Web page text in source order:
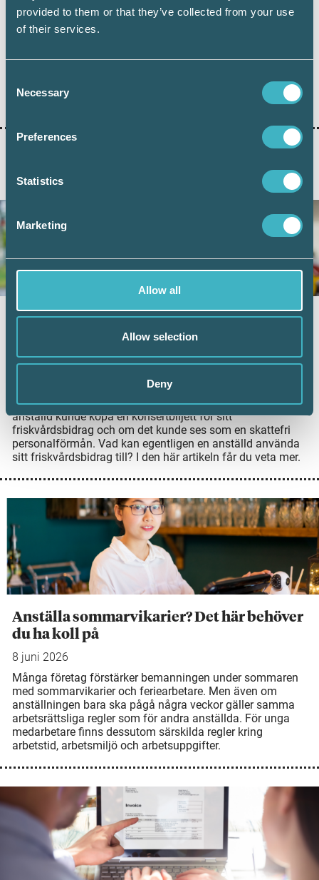
provided to them or that they’ve collected from your use
of their services.
Selection
Necessary
Preferences
Statistics
Marketing
Allow all
Allow selection
Deny
Dela:
AKTUELLA ARTIKLAR
Vad kan friskvårdsbidraget användas till?
Arbetsgivare kan erbjuda sina anställda ett
för att bidraget ska vara skattefritt. Nyligen avgjorde
Högsta förvaltningsdomstolen (HFD) frågan om en
anställd kunde köpa en konsertbiljett för sitt
friskvårdsbidrag och om det kunde ses som en skattefri
personalförmån. Vad kan egentligen en anställd använda
sitt friskvårdsbidrag till? I den här artikeln får du veta mer.
Anställa sommarvikarier? Det här behöver
du ha koll på
8 juni 2026
Många företag förstärker bemanningen under sommaren
med sommarvikarier och feriearbetare. Men även om
anställningen bara ska pågå några veckor gäller samma
arbetsrättsliga regler som för andra anställda. För unga
medarbetare finns dessutom särskilda regler kring
arbetstid, arbetsmiljö och arbetsuppgifter.